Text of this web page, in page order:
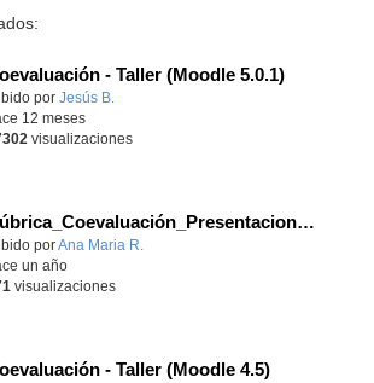
- Taller (Moodle 5.0.1)
por Jesús B.
12 meses
visualizaciones
Rúbrica_Coevaluación_Presentaciones Orales
educativo.
porAna Maria R.
un año
visualizaciones
- Taller (Moodle 4.5)